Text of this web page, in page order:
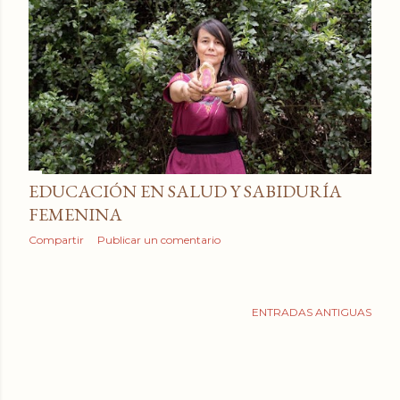
a
d
a
s
EDUCACIÓN EN SALUD Y SABIDURÍA
FEMENINA
Compartir Publicar un comentario
ENTRADAS ANTIGUAS